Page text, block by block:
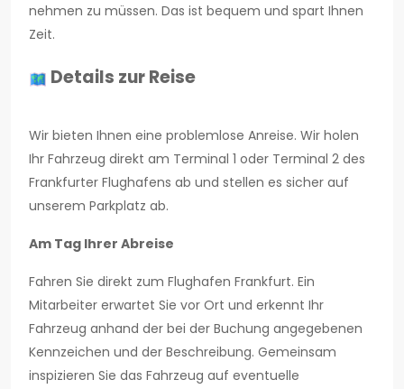
nehmen zu müssen. Das ist bequem und spart Ihnen
Zeit.
Details zur Reise
Wir bieten Ihnen eine problemlose Anreise. Wir holen
Ihr Fahrzeug direkt am Terminal 1 oder Terminal 2 des
Frankfurter Flughafens ab und stellen es sicher auf
unserem Parkplatz ab.
Am Tag Ihrer Abreise
Fahren Sie direkt zum Flughafen Frankfurt. Ein
Mitarbeiter erwartet Sie vor Ort und erkennt Ihr
Fahrzeug anhand der bei der Buchung angegebenen
Kennzeichen und der Beschreibung. Gemeinsam
inspizieren Sie das Fahrzeug auf eventuelle